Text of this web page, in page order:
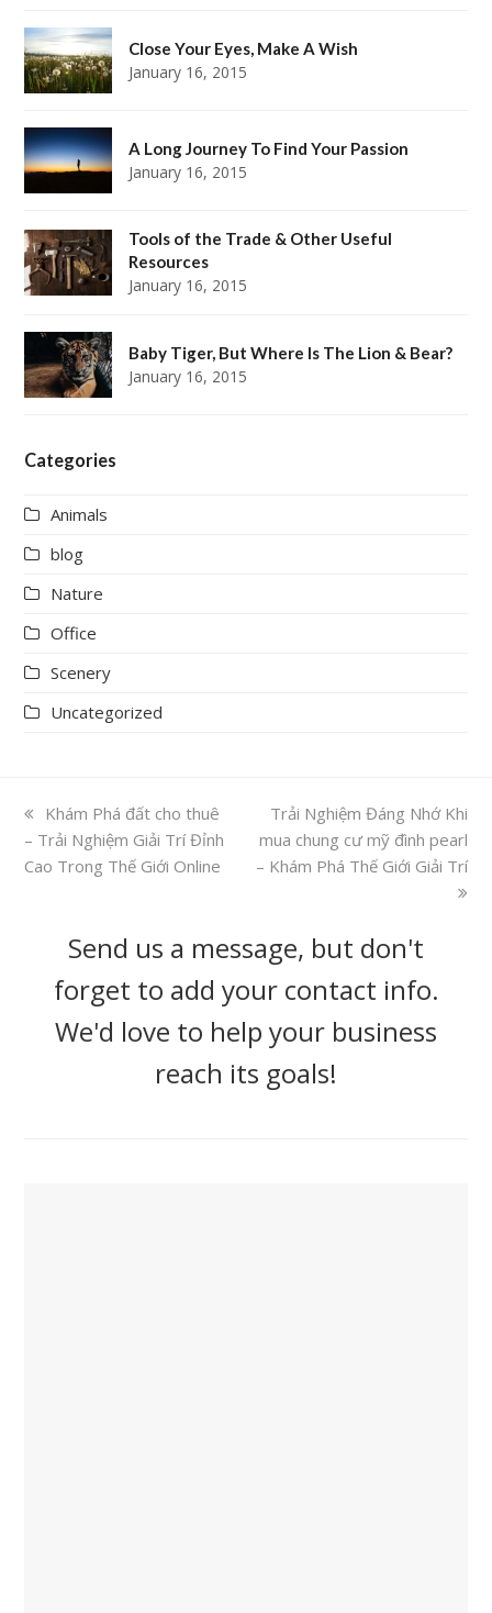
Close Your Eyes, Make A Wish
January 16, 2015
A Long Journey To Find Your Passion
January 16, 2015
Tools of the Trade & Other Useful
Resources
January 16, 2015
Baby Tiger, But Where Is The Lion & Bear?
January 16, 2015
Categories
Animals
blog
Nature
Office
Scenery
Uncategorized
previous
post:
Khám Phá đất cho thuê
– Trải Nghiệm Giải Trí Đỉnh
Cao Trong Thế Giới Online
next
post:
Trải Nghiệm Đáng Nhớ Khi
mua chung cư mỹ đình pearl
– Khám Phá Thế Giới Giải Trí
Send us a message, but don't
forget to add your contact info.
We'd love to help your business
reach its goals!